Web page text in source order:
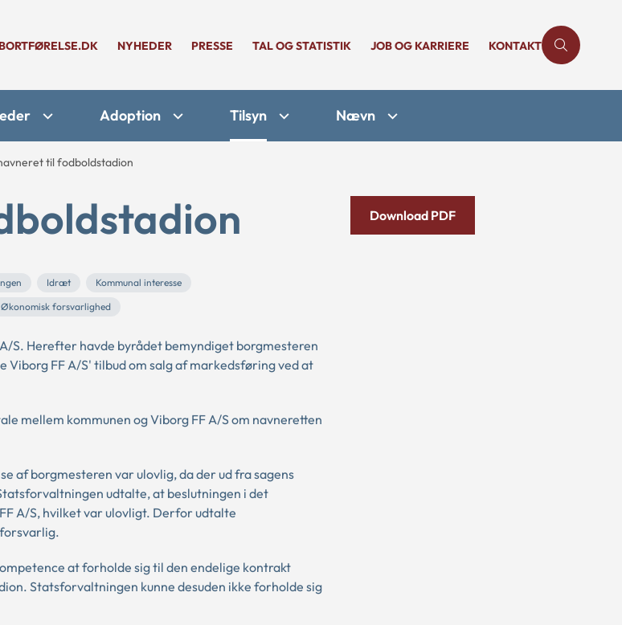
NYHEDER PRESSE TAL OG STATISTIK JOB OG KARRIERE KONTAKT
Adoption Tilsyn Nævn
til fodboldstadion
Idræt
Kommunal interesse
Økonomisk forsvarlighed
S. Herefter havde byrådet bemyndiget borgmesteren
FF A/S' tilbud om salg af markedsføring ved at
mellem kommunen og Viborg FF A/S om navneretten
af borgmesteren var ulovlig, da der ud fra sagens
udtalte, at beslutningen i det
A/S, hvilket var ulovligt. Derfor udtalte
at forholde sig til den endelige kontrakt
Statsforvaltningen kunne desuden ikke forholde sig
Download PDF